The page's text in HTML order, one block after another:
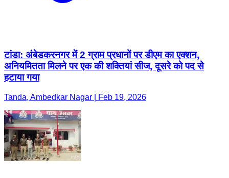
टांडा: अंबेडकरनगर में 2 ग्राम प्रधानों पर डीएम का एक्शन,
अनियमितता मिलने पर एक की शक्तियां सीज, दूसरे को पद से
हटाया गया
Tanda, Ambedkar Nagar | Feb 19, 2026